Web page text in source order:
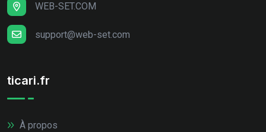
WEB-SET.COM
support@web-set.com
ticari.fr
À propos